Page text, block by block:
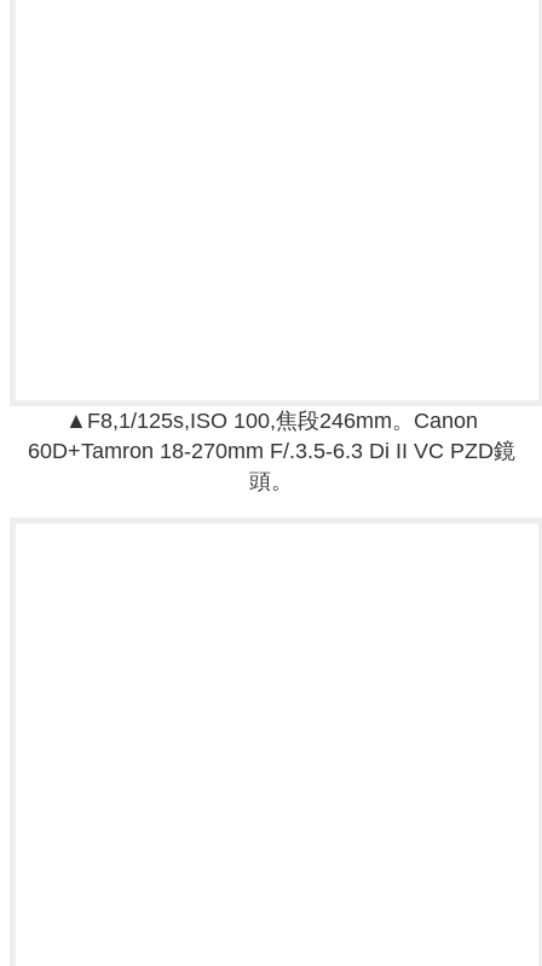
▲F8,1/125s,ISO 100,焦段246mm。 Canon
60D+Tamron 18-270mm F/.3.5-6.3 Di II VC PZD鏡
頭。